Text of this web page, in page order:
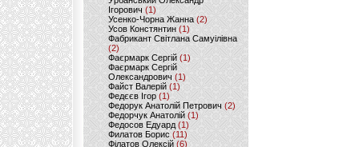
Ігорович (1)
Усенко-Чорна Жанна (2)
Усов Констянтин(1)
Фабрикант Світлана Самуілівна
(2)
Фаєрмарк Сергій(1)
Фаєрмарк Сергій
Олександрович (1)
Файст Валерій(1)
Федєєв Ігор (1)
Федорук Анатолій Петрович (2)
Федорчук Анатолій (1)
Федосов Едуард (1)
Филатов Борис (11)
Філатов Олексій (6)